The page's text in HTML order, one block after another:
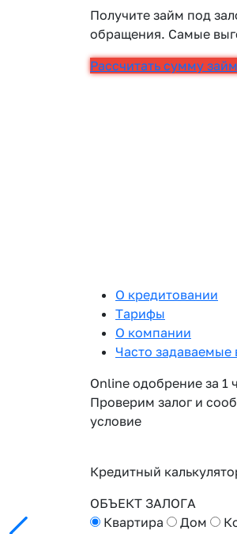
Получите займ под
обращения. Самые
Рассчитать сумму
О кредитовании
Тарифы
О компании
Часто задаваемые
Online одобрение за 1
Проверим залог и
условие
Кредитный
ОБЪЕКТ ЗАЛОГА
Квартира
Дом